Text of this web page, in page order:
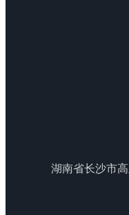
湖南省长沙市